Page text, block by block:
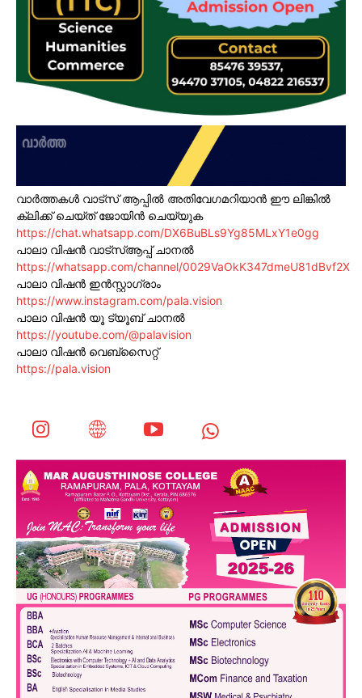
വാർത്തകൾ വാട്സ് ആപ്പിൽ അതിവേഗമറിയാൻ ഈ ലിങ്കിൽ
ക്ലിക്ക് ചെയ്ത് ജോയിൻ ചെയ്യുക
https://chat.whatsapp.com/DX6BuBLs9Yg85MLxY1e0gg
പാലാ വിഷൻ വാട്സ്ആപ്പ് ചാനൽ
https://whatsapp.com/channel/0029VaOkK347dmeU81dBvf2X
പാലാ വിഷൻ ഇൻസ്റ്റാഗ്രാം
https://www.instagram.com/pala.vision
പാലാ വിഷൻ യൂ ട്യൂബ് ചാനൽ
https://youtube.com/@palavision
പാലാ വിഷൻ വെബ്സൈറ്റ്
https://pala.vision